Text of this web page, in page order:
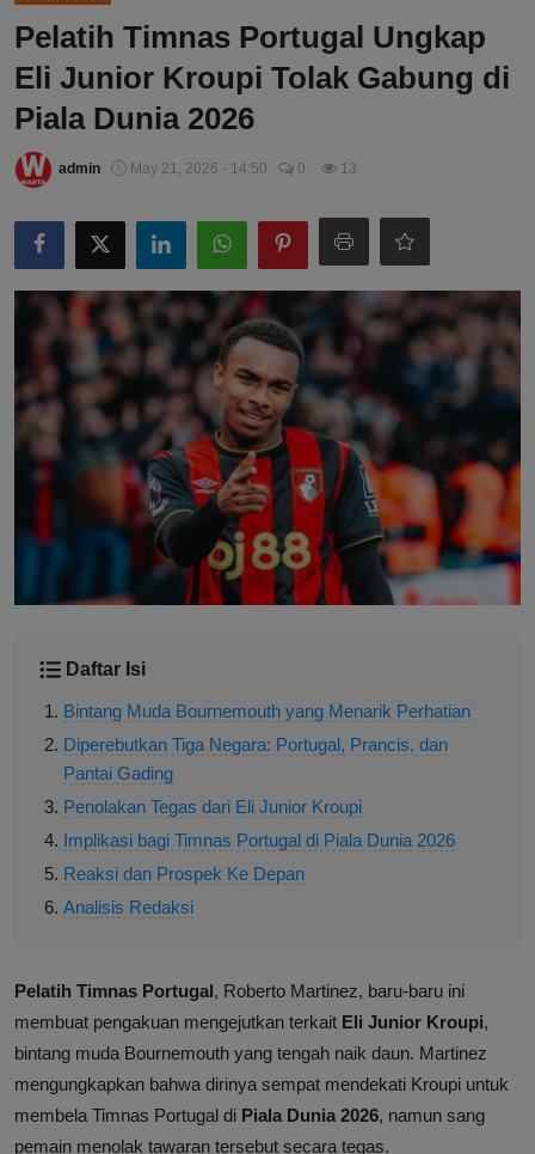
Pelatih Timnas Portugal Ungkap
Eli Junior Kroupi Tolak Gabung di
Piala Dunia 2026
admin May 21, 2026 - 14:50 0 13
Daftar Isi
Bintang Muda Bournemouth yang Menarik Perhatian
Diperebutkan Tiga Negara: Portugal, Prancis, dan
Pantai Gading
Penolakan Tegas dari Eli Junior Kroupi
Implikasi bagi Timnas Portugal di Piala Dunia 2026
Reaksi dan Prospek Ke Depan
Analisis Redaksi
Pelatih Timnas Portugal, Roberto Martinez, baru-baru ini
membuat pengakuan mengejutkan terkait Eli Junior Kroupi,
bintang muda Bournemouth yang tengah naik daun. Martinez
mengungkapkan bahwa dirinya sempat mendekati Kroupi untuk
membela Timnas Portugal di Piala Dunia 2026, namun sang
pemain menolak tawaran tersebut secara tegas.